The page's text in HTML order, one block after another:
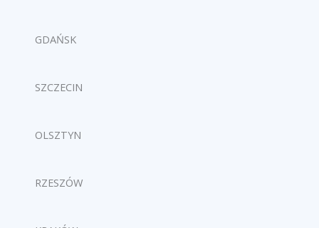
GDAŃSK
SZCZECIN
OLSZTYN
RZESZÓW